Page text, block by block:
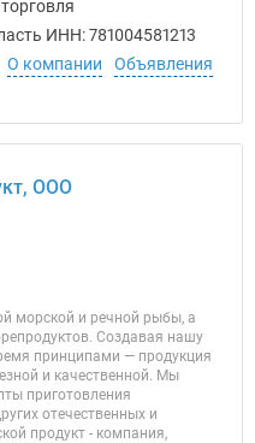
ИНН: 781004581213
О компании
Объявления
ООО
морской и речной рыбы, а
Создавая нашу
принципами — продукция
и качественной. Мы
приготовления
отечественных и
продукт - компания,